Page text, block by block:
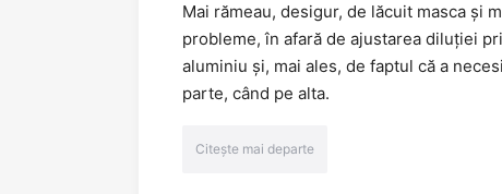
Mai rămeau, desigur, de lăcuit masca și
probleme, în afară de ajustarea diluției
aluminiu și, mai ales, de faptul că a
parte, când pe alta.
Citește mai departe